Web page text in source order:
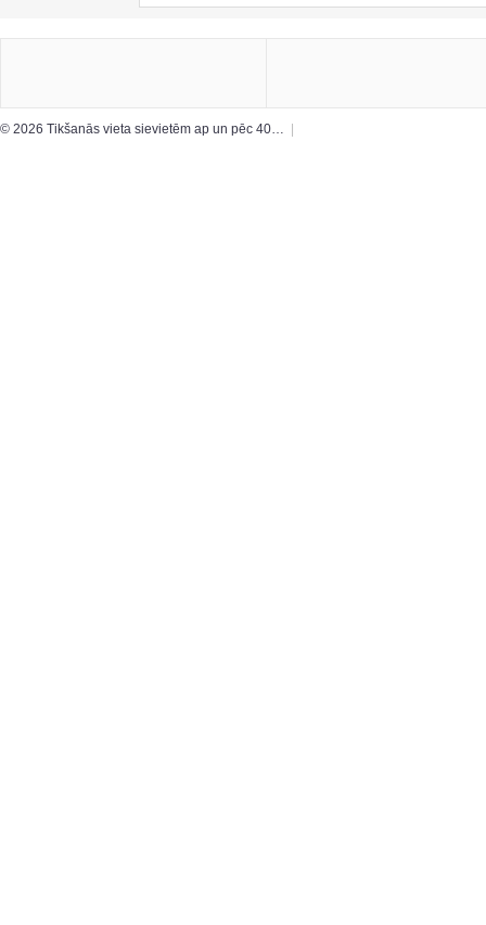
© 2026 Tikšanās vieta sievietēm ap un pēc 40…